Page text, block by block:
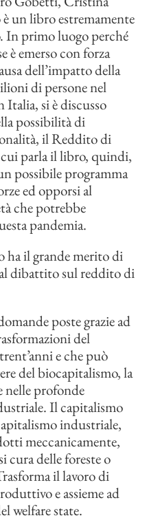
un libro estremamente
In primo luogo perché
è emerso con forza
dell’impatto della
di persone nel
si è discusso
possibilità di
il Reddito di
parla il libro, quindi,
possibile programma
ed opporsi al
che potrebbe
pandemia.
ha il grande merito di
dibattito sul reddito di
poste grazie ad
del
e che può
del biocapitalismo, la
nelle profonde
Il capitalismo
industriale,
meccanicamente,
cura delle foreste o
il lavoro di
e assieme ad
welfare state.